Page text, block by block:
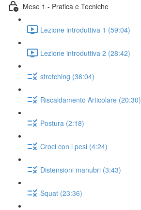
Mese 1 - Pratica e Tecniche
Lezione introduttiva 1 (59:04)
Lezione introduttiva 2 (28:42)
stretching (36:04)
Riscaldamento Articolare (20:30)
Postura (2:18)
Croci con i pesi (4:24)
Distensioni manubri (3:43)
Squat (23:36)